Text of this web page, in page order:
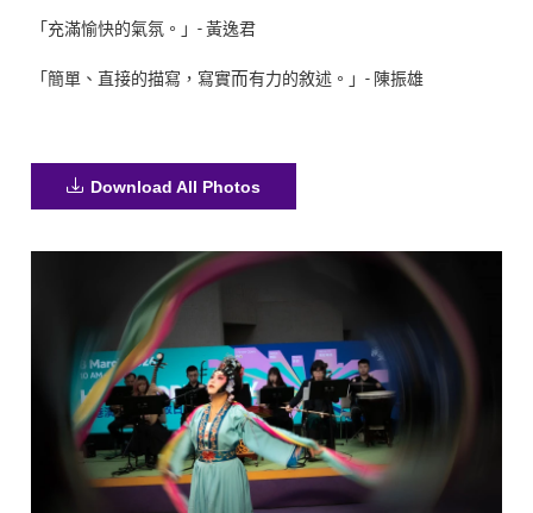
「充滿愉快的氣氛。」- 黃逸君
「簡單、直接的描寫，寫實而有力的敘述。」- 陳振雄
Download All Photos